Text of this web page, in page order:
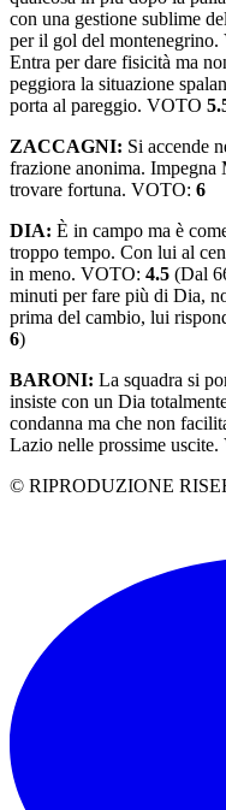
con una gestione sublime
per il gol del
Entra per dare fisicità ma
peggiora la situazione
porta al pareggio. VOTO
ZACCAGNI: Si accende
frazione anonima.
trovare fortuna. VOTO: 6
DIA: È in campo ma è
troppo tempo. Con lui al
in meno. VOTO: 4.5 (Dal
minuti per fare più di Dia,
prima del cambio, lui
6)
BARONI: La squadra si
insiste con un Dia
condanna ma che non
Lazio nelle prossime
© RIPRODUZIONE